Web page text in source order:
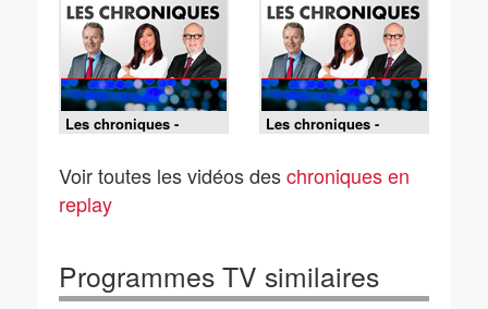
La chronique
internationale
chronique
internationale
Les chroniques -
L'invasion des
géopolitique - La
chronique
internationale
Les chroniques -
Pompiers : un budget
chronique éco
Voir toutes les vidéos deschroniques en
replay
Programmes TV similaires